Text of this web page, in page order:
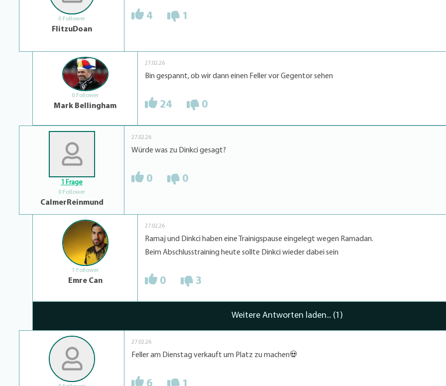
0 Follower
FlitzuDoan
4 1
0 Follower
Mark Bellingham
27.02.26
Bin gespannt, ob wir dann einen Feller vor Gegentor sehen
24 0
1 Frage
0 Follower
CalmerReinmund
27.02.26
Würde was zu Dinkci gesagt?
0 0
1 Follower
Emre Can
27.02.26
Ramaj und Dinkci haben eine Trainigspause eingelegt wegen Ramadan.
Beim Abschlusstraining heute sollte Dinkci wieder dabei sein
0 3
Weitere Antworten laden... (1)
27.02.26
Feller am Dienstag verkauft um Platz zu machen💀
6 1